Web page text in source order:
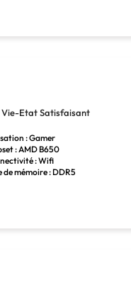
Vie-Etat Satisfaisant
: Gamer
: AMD B650
: Wifi
de mémoire : DDR5